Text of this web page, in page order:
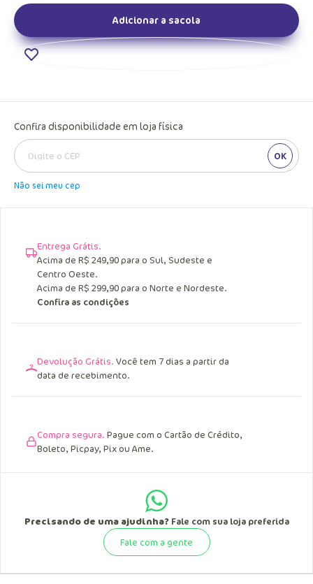
Adicionar a sacola
Confira disponibilidade em loja física
Entrega Grátis.
Acima de R$ 249,90 para o Sul, Sudeste e
Centro Oeste.
Precisando de uma ajudinha?Fale com sua loja preferida